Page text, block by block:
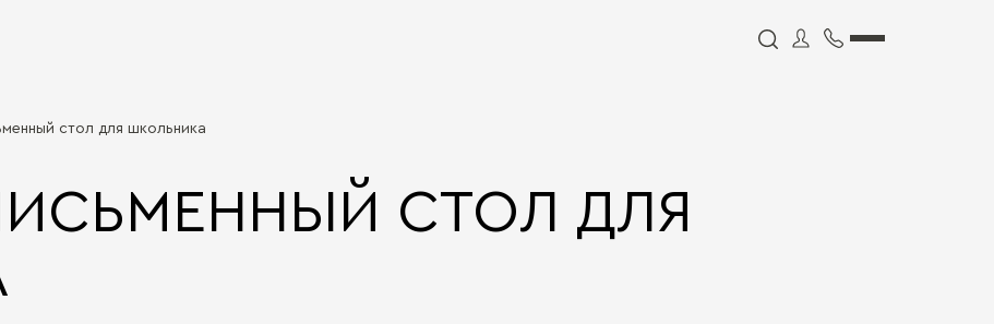
стол для школьника
СТОЛ ДЛЯ